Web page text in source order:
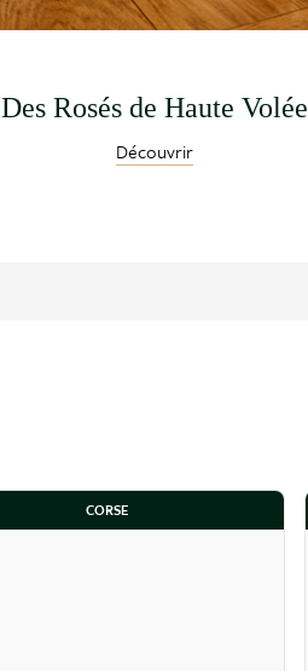
Des Rosés de Haute Volée
Découvrir
CORSE